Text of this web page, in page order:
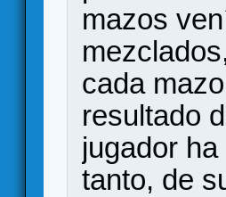
mazos
cada
resultado
jugador
tanto, de